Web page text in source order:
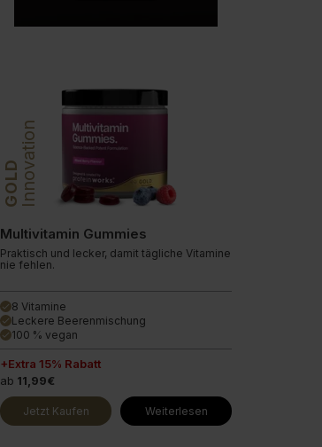
GOLDInnovation
Multivitamin Gummies
Praktisch und lecker, damit tägliche Vitamine
nie fehlen.
done8 Vitamine
doneLeckere Beerenmischung
done100 % vegan
+Extra 15% Rabatt
ab 11,99€
Jetzt Kaufen Weiterlesen